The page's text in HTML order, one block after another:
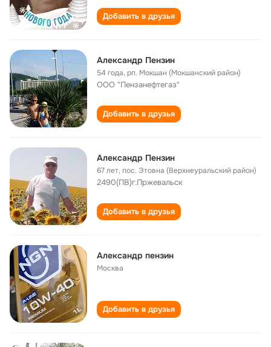
Добавить в друзья
Александр Пензин
54 года,рп. Мокшан (Мокшанский район)
ООО "Пензанефтегаз"
Добавить в друзья
Александр Пензин
67 лет,пос. Этовна (Верхнеуральский район)
2490(ПВ)г.Пржевальск
Добавить в друзья
Александр пензин
Москва
Добавить в друзья